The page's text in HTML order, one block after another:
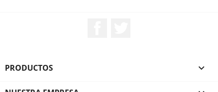
PRODUCTOS 